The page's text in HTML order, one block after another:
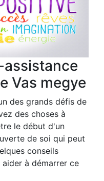
Vas megye
des grands défis de
des choses à
le début d'un
de soi qui peut
conseils
à démarrer ce